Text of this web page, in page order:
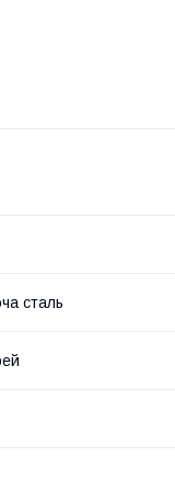
сталь